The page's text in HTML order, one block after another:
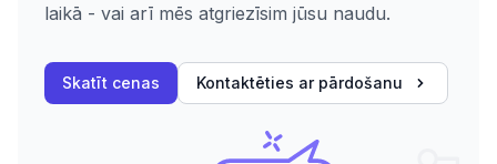
laikā - vai arī mēs atgriezīsim jūsu naudu.
Skatīt cenas Kontaktēties ar pārdošanu